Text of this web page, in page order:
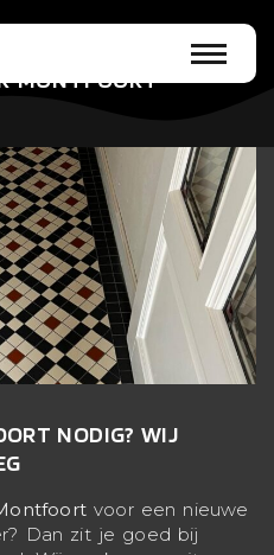
MONTFOORT
NODIG? WIJ
voor een nieuwe
Dan zit je goed bij